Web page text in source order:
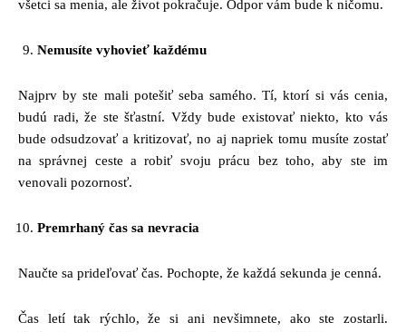
všetci sa menia, ale život pokračuje. Odpor vám bude k ničomu.
Nemusíte vyhovieť každému
Najprv by ste mali potešiť seba samého. Tí, ktorí si vás cenia,
budú radi, že ste šťastní. Vždy bude existovať niekto, kto vás
bude odsudzovať a kritizovať, no aj napriek tomu musíte zostať
na správnej ceste a robiť svoju prácu bez toho, aby ste im
venovali pozornosť.
Premrhaný čas sa nevracia
Naučte sa prideľovať čas. Pochopte, že každá sekunda je cenná.
Čas letí tak rýchlo, že si ani nevšimnete, ako ste zostarli.